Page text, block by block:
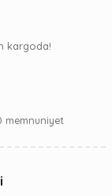
kargoda!
memnuniyet